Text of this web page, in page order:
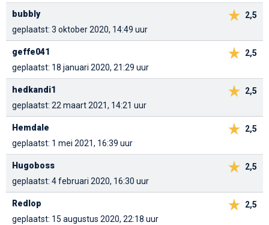
2,5
bubbly
geplaatst: 3 oktober 2020, 14:49 uur
2,5
geffe041
geplaatst: 18 januari 2020, 21:29 uur
2,5
hedkandi1
geplaatst: 22 maart 2021, 14:21 uur
2,5
Hemdale
geplaatst: 1 mei 2021, 16:39 uur
2,5
Hugoboss
geplaatst: 4 februari 2020, 16:30 uur
2,5
Redlop
geplaatst: 15 augustus 2020, 22:18 uur